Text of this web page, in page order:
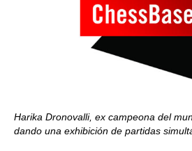
Harika Dronovalli, ex campeona del
dando una exhibición de partidas